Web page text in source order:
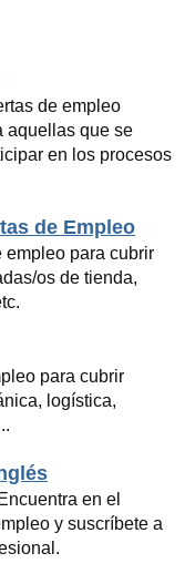
de empleo
aquellas que se
en los procesos
de Empleo
empleo para cubrir
os de tienda,
para cubrir
logística,
en el
y suscríbete a